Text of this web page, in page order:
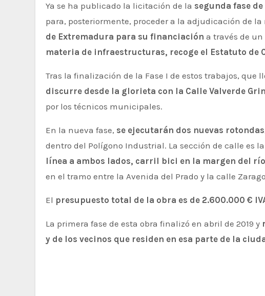
Ya se ha publicado la licitación de la segunda fase
para, posteriormente, proceder a la adjudicación de
de Extremadura para su financiación a través de
materia de infraestructuras, recoge el Estatuto de
Tras la finalización de la Fase I de estos trabajos, que
discurre desde la glorieta con la Calle Valverde
por los técnicos municipales.
En la nueva fase, se ejecutarán dos nuevas rotondas
dentro del Polígono Industrial. La sección de calle es
línea a ambos lados, carril bici en la margen del
en el tramo entre la Avenida del Prado y la calle
El presupuesto total de la obra es de 2.600.000 €
La primera fase de esta obra finalizó en abril de 2019 y
y de los vecinos que residen en esa parte de la